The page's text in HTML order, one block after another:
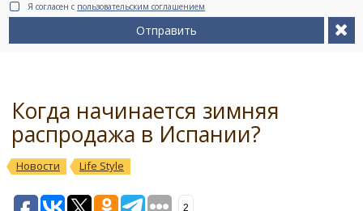
Сервис на немецком
Я согласен с пользовательским соглашением
Отправить
Когда начинается зимняя
распродажа в Испании?
Новости Life Style
2